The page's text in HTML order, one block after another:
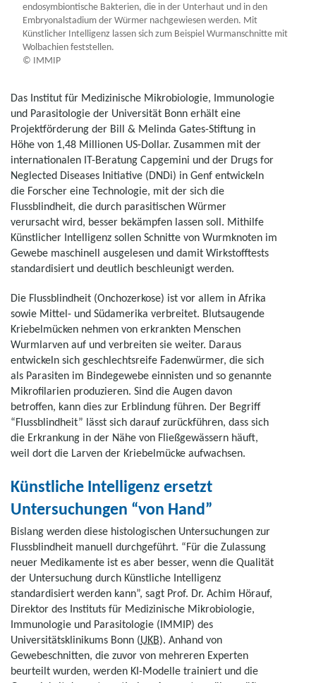
endosymbiontische Bakterien, die in der Unterhaut und in den
Embryonalstadium der Würmer nachgewiesen werden. Mit
Künstlicher Intelligenz lassen sich zum Beispiel Wurmanschnitte mit
Wolbachien feststellen.
© IMMIP
Das Institut für Medizinische Mikrobiologie, Immunologie
und Parasitologie der Universität Bonn erhält eine
Projektförderung der Bill & Melinda Gates-Stiftung in
Höhe von 1,48 Millionen US-Dollar. Zusammen mit der
internationalen IT-Beratung Capgemini und der Drugs for
Neglected Diseases Initiative (DNDi) in Genf entwickeln
die Forscher eine Technologie, mit der sich die
Flussblindheit, die durch parasitischen Würmer
verursacht wird, besser bekämpfen lassen soll. Mithilfe
Künstlicher Intelligenz sollen Schnitte von Wurmknoten im
Gewebe maschinell ausgelesen und damit Wirkstofftests
standardisiert und deutlich beschleunigt werden.
Die Flussblindheit (Onchozerkose) ist vor allem in Afrika
sowie Mittel- und Südamerika verbreitet. Blutsaugende
Kriebelmücken nehmen von erkrankten Menschen
Wurmlarven auf und verbreiten sie weiter. Daraus
entwickeln sich geschlechtsreife Fadenwürmer, die sich
als Parasiten im Bindegewebe einnisten und so genannte
Mikrofilarien produzieren. Sind die Augen davon
betroffen, kann dies zur Erblindung führen. Der Begriff
“Flussblindheit” lässt sich darauf zurückführen, dass sich
die Erkrankung in der Nähe von Fließgewässern häuft,
weil dort die Larven der Kriebelmücke aufwachsen.
Künstliche Intelligenz ersetzt
Untersuchungen “von Hand”
Bislang werden diese histologischen Untersuchungen zur
Flussblindheit manuell durchgeführt. “Für die Zulassung
neuer Medikamente ist es aber besser, wenn die Qualität
der Untersuchung durch Künstliche Intelligenz
standardisiert werden kann”, sagt Prof. Dr. Achim Hörauf,
Direktor des Instituts für Medizinische Mikrobiologie,
Immunologie und Parasitologie (IMMIP) des
Universitätsklinikums Bonn (UKB). Anhand von
Gewebeschnitten, die zuvor von mehreren Experten
beurteilt wurden, werden KI-Modelle trainiert und die